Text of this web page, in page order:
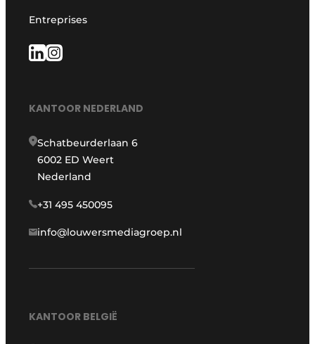
Entreprises
KANTOOR NEDERLAND
Schatbeurderlaan 6
6002 ED Weert
Nederland
+31 495 450095
info@louwersmediagroep.nl
KANTOOR BELGIË